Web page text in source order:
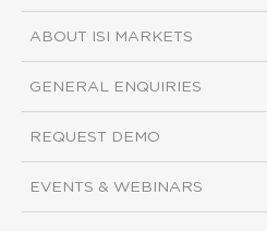
ABOUT ISI MARKETS
GENERAL ENQUIRIES
REQUEST DEMO
EVENTS & WEBINARS